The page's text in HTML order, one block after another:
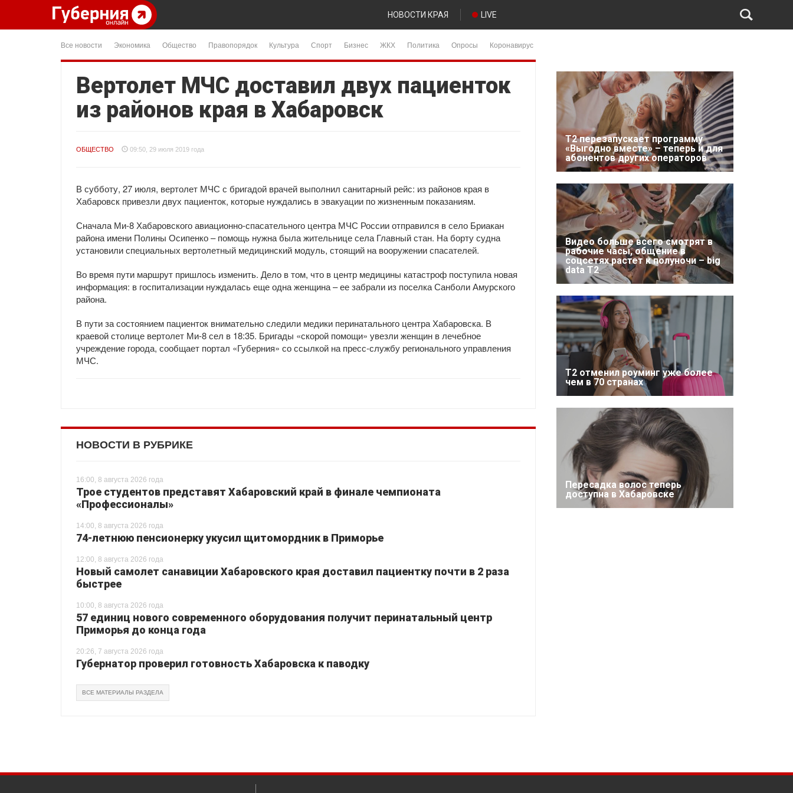
НОВОСТИ КРАЯ LIVE
Все новости Экономика Общество Правопорядок Культура Спорт Бизнес ЖКХ Политика Опросы Коронавирус
Вертолет МЧС доставил двух пациенток
из районов края в Хабаровск
ОБЩЕСТВО 09:50, 29 июля 2019 года
В субботу, 27 июля, вертолет МЧС с бригадой врачей выполнил санитарный рейс: из районов края в
Хабаровск привезли двух пациенток, которые нуждались в эвакуации по жизненным показаниям.
Сначала Ми-8 Хабаровского авиационно-спасательного центра МЧС России отправился в село Бриакан
района имени Полины Осипенко – помощь нужна была жительнице села Главный стан. На борту судна
установили специальных вертолетный медицинский модуль, стоящий на вооружении спасателей.
Во время пути маршрут пришлось изменить. Дело в том, что в центр медицины катастроф поступила новая
информация: в госпитализации нуждалась еще одна женщина – ее забрали из поселка Санболи Амурского
района.
В пути за состоянием пациенток внимательно следили медики перинатального центра Хабаровска. В
краевой столице вертолет Ми-8 сел в 18:35. Бригады «скорой помощи» увезли женщин в лечебное
учреждение города, сообщает портал «Губерния» со ссылкой на пресс-службу регионального управления
МЧС.
НОВОСТИ В РУБРИКЕ
16:00, 8 августа 2026 года
Трое студентов представят Хабаровский край в финале чемпионата
«Профессионалы»
14:00, 8 августа 2026 года
74-летнюю пенсионерку укусил щитомордник в Приморье
12:00, 8 августа 2026 года
Новый самолет санавиции Хабаровского края доставил пациентку почти в 2 раза
быстрее
10:00, 8 августа 2026 года
57 единиц нового современного оборудования получит перинатальный центр
Приморья до конца года
20:26, 7 августа 2026 года
Губернатор проверил готовность Хабаровска к паводку
ВСЕ МАТЕРИАЛЫ РАЗДЕЛА
Т2 перезапускает программу
«Выгодно вместе» – теперь и для
абонентов других операторов
Видео больше всего смотрят в
рабочие часы, общение в
соцсетях растет к полуночи – big
data T2
Т2 отменил роуминг уже более
чем в 70 странах
Пересадка волос теперь
доступна в Хабаровске